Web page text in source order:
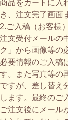
商品をカートに入
き、注文完了画面
2.ご入稿（お客様）
注文受付メールの
ク」から画像等の
必要情報のご入稿
す。また写真等の
ですが、差し替え
します。最終のご
ご注文後にメール